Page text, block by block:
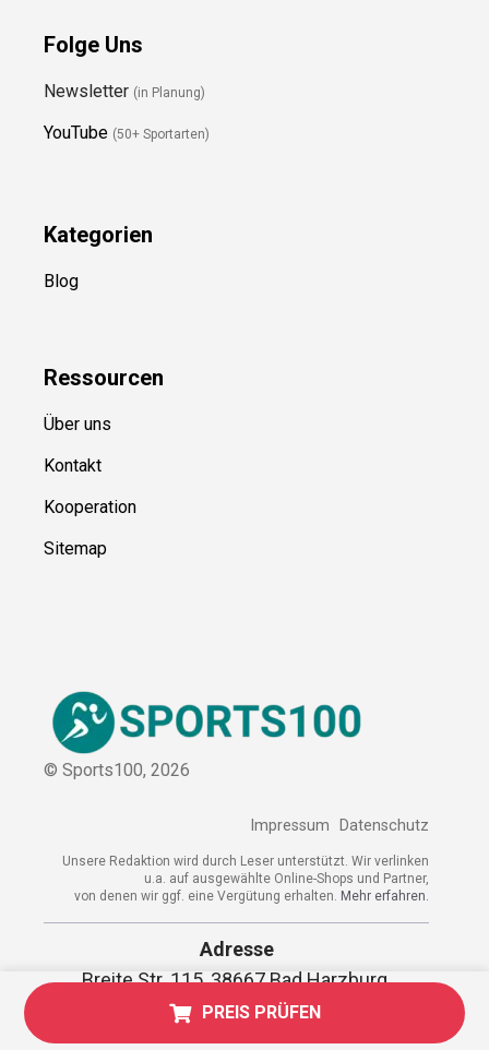
PREIS PRÜFEN
Folge Uns
Newsletter (in Planung)
YouTube (50+ Sportarten)
Kategorien
Blog
Ressourcen
Über uns
Kontakt
Kooperation
Sitemap
© Sports100, 2026
Impressum Datenschutz
Unsere Redaktion wird durch Leser unterstützt. Wir verlinken
u.a. auf ausgewählte Online-Shops und Partner,
von denen wir ggf. eine Vergütung erhalten. Mehr erfahren.
Adresse
Breite Str. 115, 38667 Bad Harzburg,
Deutschland